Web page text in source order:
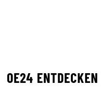
OE24 ENTDECKEN